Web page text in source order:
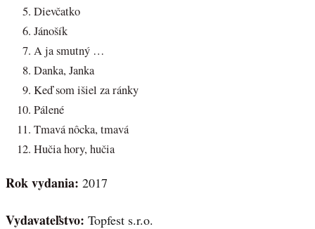
Dievčatko
Jánošík
A ja smutný …
Danka, Janka
Keď som išiel za ránky
Pálené
Tmavá nôcka, tmavá
Hučia hory, hučia
Rok vydania: 2017
Vydavateľstvo: Topfest s.r.o.